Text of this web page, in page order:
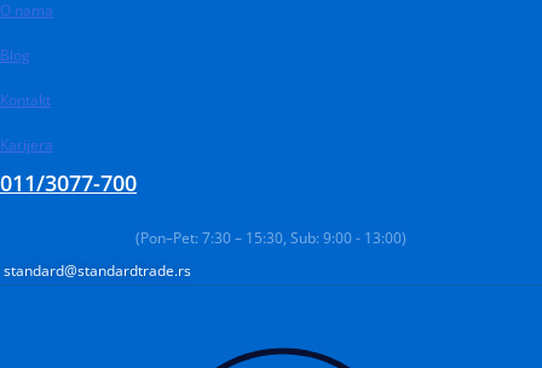
Pređi
na
O nama
Blog
Kontakt
Karijera
011/3077-700
(Pon–Pet: 7:30 – 15:30, Sub: 9:00 - 13:00)
standard@standardtrade.rs